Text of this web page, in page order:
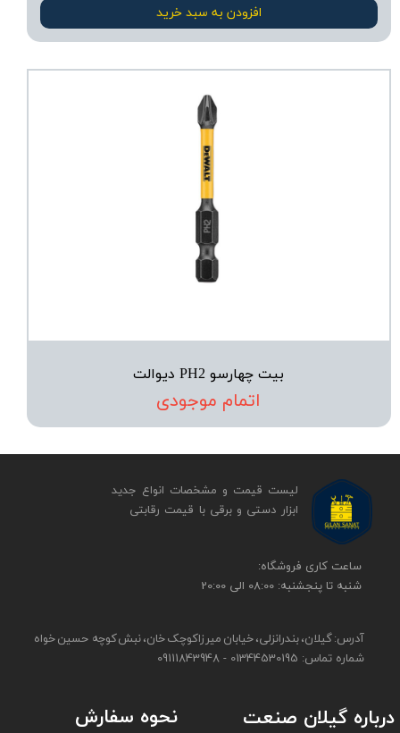
افزودن به سبد خرید
بیت چهارسو PH2 دیوالت
اتمام موجودی
​​ساعت کاری فروشگاه:
شنبه تا پنجشنبه: 08:00 الی 20:00
آدرس: گیلان، بندرانزلی، خیابان میرزاکوچک خان، نبش کوچه حسین خواه
شماره تماس: 01344530195 - 09111843948
لیست قیمت و مشخصات انواع جدید
ابزار دستی و برقی ​​​​​​​با قیمت رقابتی
نحوه سفارش درباره گیلان صنعت